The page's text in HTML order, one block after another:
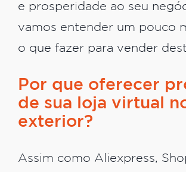
e prosperidade ao seu
vamos entender um pouco
o que fazer para vender
Por que oferecer
de sua loja virtual
exterior?
Assim como Aliexpress,